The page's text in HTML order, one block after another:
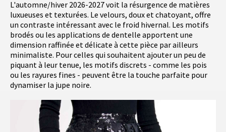
L'automne/hiver 2026-2027 voit la résurgence de matières
luxueuses et texturées. Le velours, doux et chatoyant, offre
un contraste intéressant avec le froid hivernal. Les motifs
brodés ou les applications de dentelle apportent une
dimension raffinée et délicate à cette pièce par ailleurs
minimaliste. Pour celles qui souhaitent ajouter un peu de
piquant à leur tenue, les motifs discrets - comme les pois
ou les rayures fines - peuvent être la touche parfaite pour
dynamiser la jupe noire.